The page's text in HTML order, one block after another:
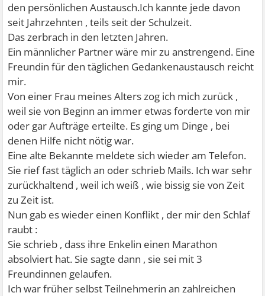
den persönlichen Austausch.Ich kannte jede davon
seit Jahrzehnten , teils seit der Schulzeit.
Das zerbrach in den letzten Jahren.
Ein männlicher Partner wäre mir zu anstrengend. Eine
Freundin für den täglichen Gedankenaustausch reicht
mir.
Von einer Frau meines Alters zog ich mich zurück ,
weil sie von Beginn an immer etwas forderte von mir
oder gar Aufträge erteilte. Es ging um Dinge , bei
denen Hilfe nicht nötig war.
Eine alte Bekannte meldete sich wieder am Telefon.
Sie rief fast täglich an oder schrieb Mails. Ich war sehr
zurückhaltend , weil ich weiß , wie bissig sie von Zeit
zu Zeit ist.
Nun gab es wieder einen Konflikt , der mir den Schlaf
raubt :
Sie schrieb , dass ihre Enkelin einen Marathon
absolviert hat. Sie sagte dann , sie sei mit 3
Freundinnen gelaufen.
Ich war früher selbst Teilnehmerin an zahlreichen